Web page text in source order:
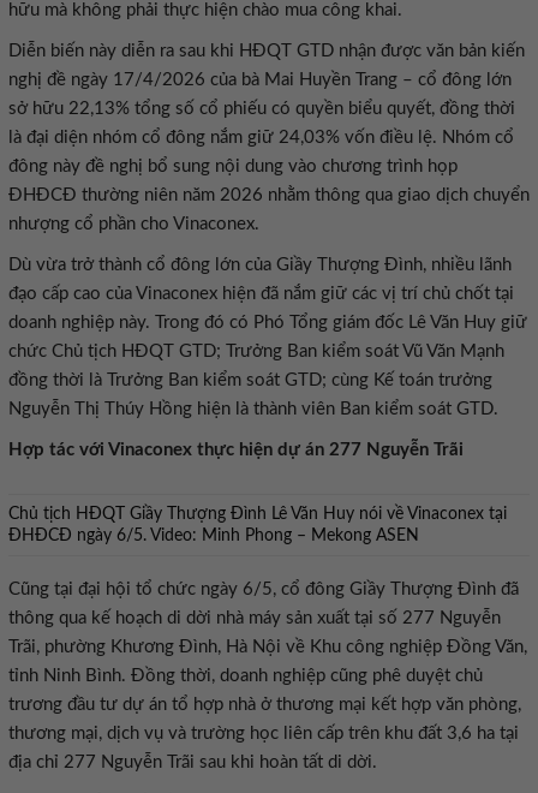
hữu mà không phải thực hiện chào mua công khai.
Diễn biến này diễn ra sau khi HĐQT GTD nhận được văn bản kiến
nghị đề ngày 17/4/2026 của bà Mai Huyền Trang – cổ đông lớn
sở hữu 22,13% tổng số cổ phiếu có quyền biểu quyết, đồng thời
là đại diện nhóm cổ đông nắm giữ 24,03% vốn điều lệ. Nhóm cổ
đông này đề nghị bổ sung nội dung vào chương trình họp
ĐHĐCĐ thường niên năm 2026 nhằm thông qua giao dịch chuyển
nhượng cổ phần cho Vinaconex.
Dù vừa trở thành cổ đông lớn của Giầy Thượng Đình, nhiều lãnh
đạo cấp cao của Vinaconex hiện đã nắm giữ các vị trí chủ chốt tại
doanh nghiệp này. Trong đó có Phó Tổng giám đốc Lê Văn Huy giữ
chức Chủ tịch HĐQT GTD; Trưởng Ban kiểm soát Vũ Văn Mạnh
đồng thời là Trưởng Ban kiểm soát GTD; cùng Kế toán trưởng
Nguyễn Thị Thúy Hồng hiện là thành viên Ban kiểm soát GTD.
Hợp tác với Vinaconex thực hiện dự án 277 Nguyễn Trãi
Chủ tịch HĐQT Giầy Thượng Đình Lê Văn Huy nói về Vinaconex tại
ĐHĐCĐ ngày 6/5. Video: Minh Phong – Mekong ASEN
Cũng tại đại hội tổ chức ngày 6/5, cổ đông Giầy Thượng Đình đã
thông qua kế hoạch di dời nhà máy sản xuất tại số 277 Nguyễn
Trãi, phường Khương Đình, Hà Nội về Khu công nghiệp Đồng Văn,
tỉnh Ninh Bình. Đồng thời, doanh nghiệp cũng phê duyệt chủ
trương đầu tư dự án tổ hợp nhà ở thương mại kết hợp văn phòng,
thương mại, dịch vụ và trường học liên cấp trên khu đất 3,6 ha tại
địa chỉ 277 Nguyễn Trãi sau khi hoàn tất di dời.